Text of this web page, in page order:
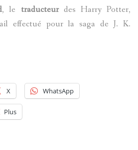
, le traducteur des Harry Potter,
effectué pour la saga de J. K.
X WhatsApp
Plus